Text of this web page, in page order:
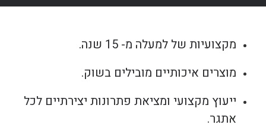
מקצועיות של למעלה מ- 15 שנה.
מוצרים איכותיים מובילים בשוק.
ייעוץ מקצועי ומציאת פתרונות יצירתיים לכל
אתגר.